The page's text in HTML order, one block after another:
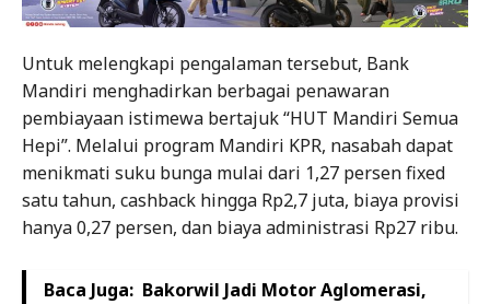
Untuk melengkapi pengalaman tersebut, Bank
Mandiri menghadirkan berbagai penawaran
pembiayaan istimewa bertajuk “HUT Mandiri Semua
Hepi”. Melalui program Mandiri KPR, nasabah dapat
menikmati suku bunga mulai dari 1,27 persen fixed
satu tahun, cashback hingga Rp2,7 juta, biaya provisi
hanya 0,27 persen, dan biaya administrasi Rp27 ribu.
Baca Juga: Bakorwil Jadi Motor Aglomerasi,